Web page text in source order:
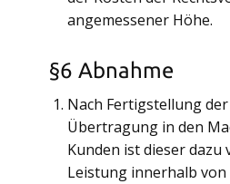
angemessener Höhe.
§6 Abnahme
Nach Fertigstellung
Übertragung in den
Kunden ist dieser dazu
Leistung innerhalb von